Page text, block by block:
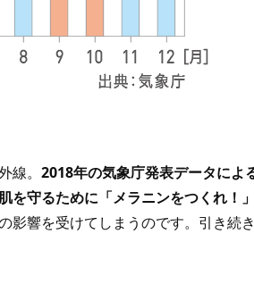
。 2018年の気象庁発表データによ
を守るために「メラニンをつくれ！
影響を受けてしまうのです。引き続